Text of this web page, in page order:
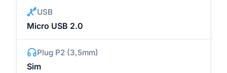
USB
Micro USB 2.0
Plug P2 (3,5mm)
Sim